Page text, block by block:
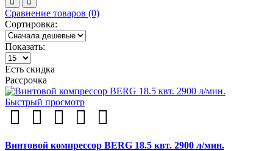
Сравнение товаров (0)
Сортировка:
Показать:
Есть скидка
Рассрочка
Быстрый просмотр
Винтовой компрессор BERG 18.5 квт. 2900 л/мин.